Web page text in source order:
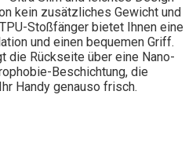
kein zusätzliches Gewicht und
Stoßfänger bietet Ihnen eine
und einen bequemen Griff.
die Rückseite über eine Nano-
Beschichtung, die
Handy genauso frisch.